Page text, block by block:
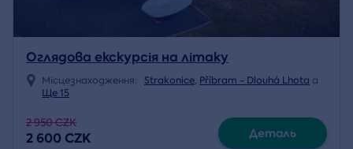
Оглядова екскурсія на літаку
Місцезнаходження: Strakonice, Příbram - Dlouhá Lhota a
Ще 15
2 950 CZK
2 600 CZK Деталь